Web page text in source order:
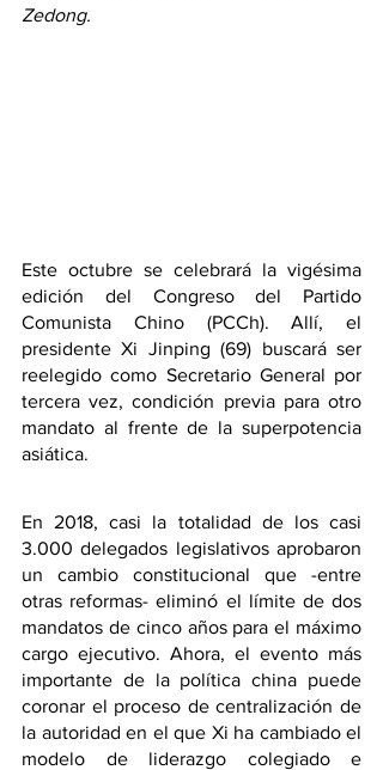
Zedong.
Este octubre se celebrará la vigésima
edición del Congreso del Partido
Comunista Chino (PCCh). Allí, el
presidente Xi Jinping (69) buscará ser
reelegido como Secretario General por
tercera vez, condición previa para otro
mandato al frente de la superpotencia
asiática.
En 2018, casi la totalidad de los casi
3.000 delegados legislativos aprobaron
un cambio constitucional que -entre
otras reformas- eliminó el límite de dos
mandatos de cinco años para el máximo
cargo ejecutivo. Ahora, el evento más
importante de la política china puede
coronar el proceso de centralización de
la autoridad en el que Xi ha cambiado el
modelo de liderazgo colegiado e